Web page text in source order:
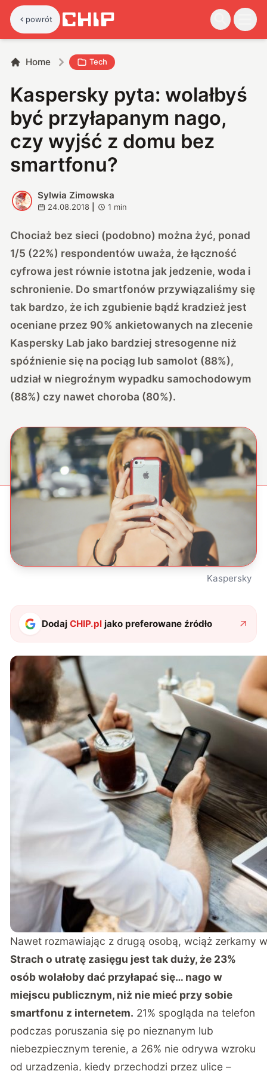
powrót
Home Tech
Kaspersky pyta: wolałbyś
być przyłapanym nago,
czy wyjść z domu bez
smartfonu?
S
Sylwia Zimowska
24.08.2018 1 min
Chociaż bez sieci (podobno) można żyć, ponad
1/5 (22%) respondentów uważa, że łączność
cyfrowa jest równie istotna jak jedzenie, woda i
schronienie. Do smartfonów przywiązaliśmy się
tak bardzo, że ich zgubienie bądź kradzież jest
oceniane przez 90% ankietowanych na zlecenie
Kaspersky Lab jako bardziej stresogenne niż
spóźnienie się na pociąg lub samolot (88%),
udział w niegroźnym wypadku samochodowym
(88%) czy nawet choroba (80%).
Kaspersky
DodajCHIP.pl jako preferowane źródło
Nawet rozmawiając z drugą osobą, wciąż zerkamy
Strach o utratę zasięgu jest tak duży, że 23%
osób wolałoby dać przyłapać się… nago w
miejscu publicznym, niż nie mieć przy sobie
smartfonu z internetem. 21% spogląda na telefon
podczas poruszania się po nieznanym lub
niebezpiecznym terenie, a 26% nie odrywa wzroku
od urządzenia, kiedy przechodzi przez ulicę –